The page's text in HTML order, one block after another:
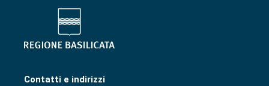
Contatti e indirizzi